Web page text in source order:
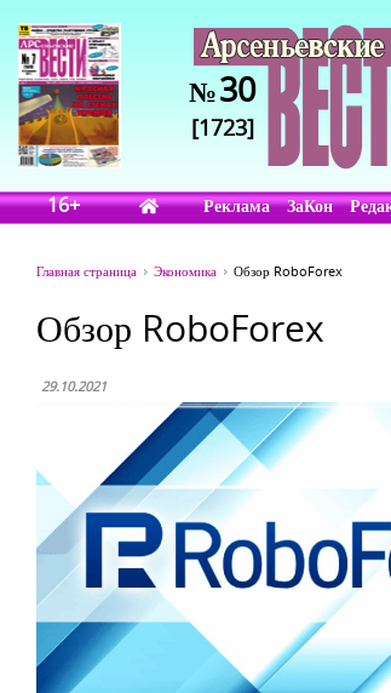
№30
[1723]
16+ Реклама ЗаКон
Главная страница Экономика Обзор RoboForex
Обзор RoboForex
29.10.2021